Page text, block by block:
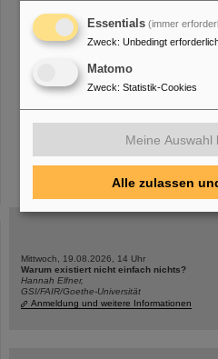
«
....
»
instagramlinkedin youtubehelmholtz.socialfacebook
Mittwoch, 19.08.2026, 14 Uhr
Warum existiert nicht einfach nichts?
Hannah Elfner,
GSI/FAIR/Goethe-Universität
Anmeldung und weitere Informationen
Essentials (immer
Zweck: Unbedingt
Matomo
Zweck: Statistik-Cookies
Meine Auswahl
Alle zulassen